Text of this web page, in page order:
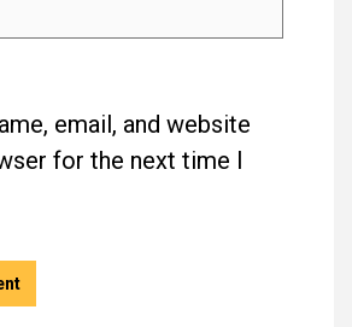
email, and website
for the next time I